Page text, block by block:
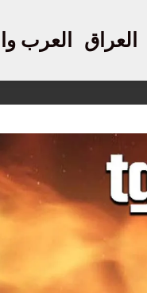
العراق العرب